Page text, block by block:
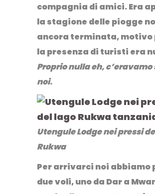
compagnia di amici. Era
la stagione delle piogge
ancora terminata, motivo
la presenza di turisti era
Proprio nulla eh, c’eravamo
noi.
Utengule Lodge nei pressi
Rukwa
Per arrivarci noi abbiamo
due voli, uno da Dar a